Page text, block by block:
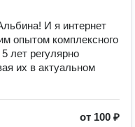
И я интернет
опытом комплексного
лет регулярно
их в актуальном
от 100 ₽